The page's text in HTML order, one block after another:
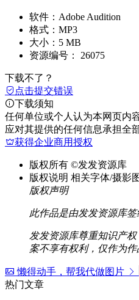
软件： Adobe Audition
格式： MP3
大小： 5 MB
资源编号： 26075
下载不了？
点击提交错误
下载须知
任何单位或个人认为本网页内
应对其提供的任何信息承担全
获得企业商用授权
版权所有 ©发发资源库
版权说明 相关字体/摄影
版权声明
此作品是由发发资源库
发发资源库尊重知识产
案不享有权利，仅作为
懒得动手，帮我代做图片
热门文章